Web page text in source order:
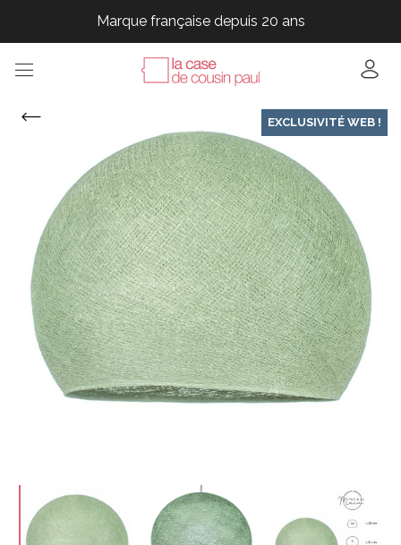
Marque française depuis 20 ans
Marque française depuis 20 ans
Marque française depuis 20 ans
EXCLUSIVITÉ WEB !